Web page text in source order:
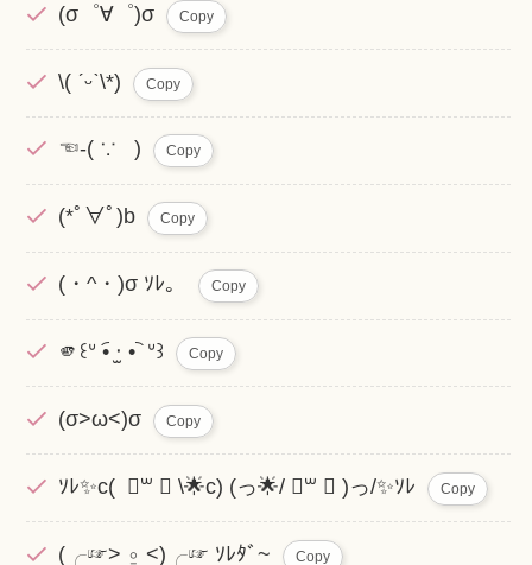
(σ゜∀゜)σ Copy
\( ˊᵕˋ\*) Copy
☜-( ∵ ) Copy
(*ﾟ∀ﾟ)b Copy
(・^・)σ ｿﾚ。 Copy
🫵꒰ᐡ •︠ ‧̫ •︡ ᐡ꒱ Copy
(σ>ω<)σ Copy
ｿﾚ✨c( ॑꒳ ॑ \🌟c) (っ🌟/ ॑꒳ ॑ )っ/✨ｿﾚ Copy
(╭︎☞︎> ⍛︎ <)╭︎☞︎ ｿﾚﾀﾞ~ Copy